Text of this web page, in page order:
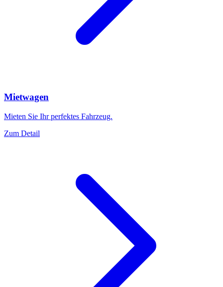
Mietwagen
Mieten Sie Ihr perfektes Fahrzeug.
Zum Detail